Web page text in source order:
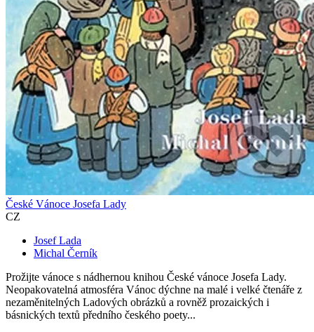
České Vánoce Josefa Lady
CZ
Josef Lada
Michal Černík
Prožijte vánoce s nádhernou knihou České vánoce Josefa Lady.
Neopakovatelná atmosféra Vánoc dýchne na malé i velké čtenáře z
nezaměnitelných Ladových obrázků a rovněž prozaických i
básnických textů předního českého poety...